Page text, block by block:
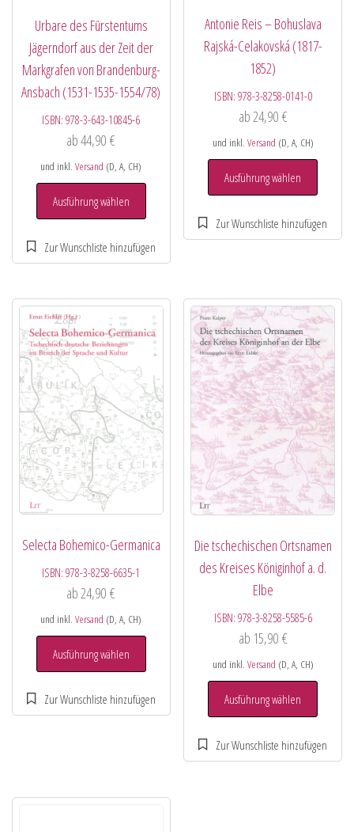
Urbare des Fürstentums
Jägerndorf aus der Zeit der
Markgrafen von Brandenburg-
Ansbach (1531-1535-1554/78)
ISBN:978-3-643-10845-6
ab44,90€
und inkl.Versand (D, A, CH)
Ausführung wählen
Antonie Reis – Bohuslava
Rajská-Celakovská (1817-
1852)
ISBN: 978-3-8258-0141-0
ab24,90 €
und inkl. Versand (D, A, CH)
Ausführung wählen
Selecta Bohemico-Germanica
ISBN:978-3-8258-6635-1
ab 24,90€
und inkl.Versand (D, A, CH)
Ausführung wählen
Die tschechischen Ortsnamen
des Kreises Königinhof a. d.
Elbe
ISBN: 978-3-8258-5585-6
ab 15,90 €
und inkl. Versand (D, A, CH)
Ausführung wählen